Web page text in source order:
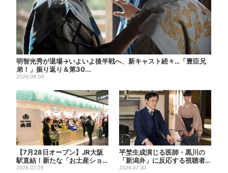
明智光秀が退場→いよいよ後半戦へ、新キャスト続々…「豊臣兄
弟！」振り返り＆第30...
2026.08.04
【7月28日オープン】JR大阪
駅直結！新たな「お土産ショ
ップ」、銘菓バラ売りで地...
2026.07.29
平埜生成演じる医師・黒川の
「新潟弁」に反応する視聴者
続出「グッときた」
2026.07.30